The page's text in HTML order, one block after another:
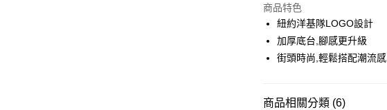
LINE Pay
Apple Pay
悠遊付
商品特色
紐約洋基隊LOGO設計
加厚底台,腳感更升級
街頭時尚,輕鬆搭配潮流感
商品相關分類 (6)